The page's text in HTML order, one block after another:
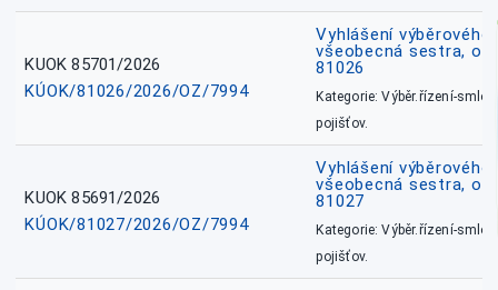
KUOK 85701/2026
KÚOK/81026/2026/OZ/7994
Vyhlášení
všeobecná sestra,
81026
Kategorie: Výběr.řízení-
pojišťov.
KUOK 85691/2026
KÚOK/81027/2026/OZ/7994
Vyhlášení
všeobecná sestra,
81027
Kategorie: Výběr.řízení-
pojišťov.